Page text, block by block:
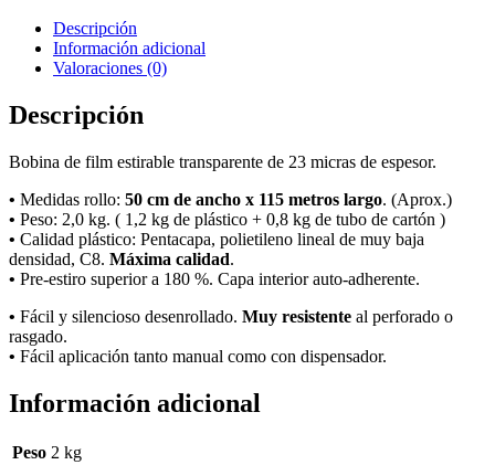
Descripción
Información adicional
Valoraciones (0)
Descripción
Bobina de film estirable transparente de 23 micras de espesor.
• Medidas rollo: 50 cm de ancho x 115 metros largo. (Aprox.)
• Peso: 2,0 kg. ( 1,2 kg de plástico + 0,8 kg de tubo de cartón )
• Calidad plástico: Pentacapa, polietileno lineal de muy baja
densidad, C8. Máxima calidad.
• Pre-estiro superior a 180 %. Capa interior auto-adherente.
• Fácil y silencioso desenrollado. Muy resistente al perforado o
rasgado.
• Fácil aplicación tanto manual como con dispensador.
Información adicional
Peso 2 kg